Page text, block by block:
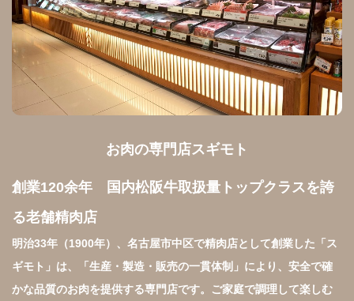
お肉の専門店スギモト
創業120余年　国内松阪牛取扱量トップクラスを誇
る老舗精肉店
明治33年（1900年）、名古屋市中区で精肉店として創業した「ス
ギモト」は、「生産・製造・販売の一貫体制」により、安全で確
かな品質のお肉を提供する専門店です。ご家庭で調理して楽しむ